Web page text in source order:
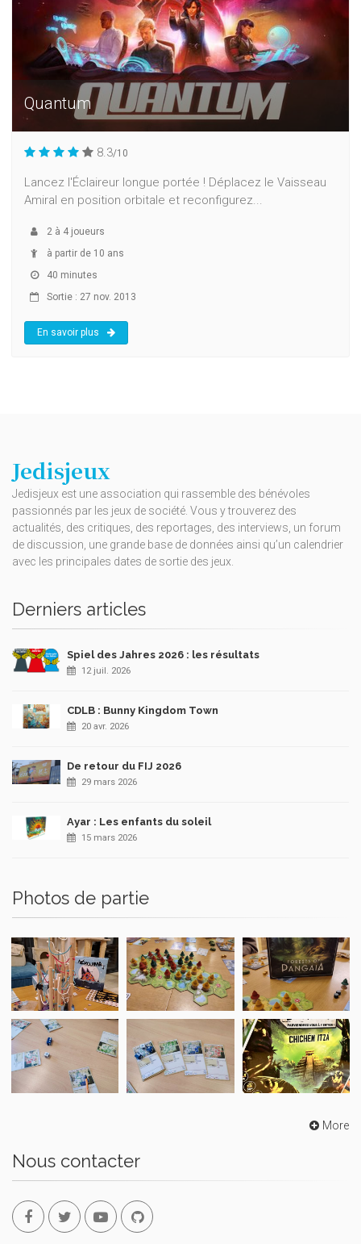
Quantum
8.3/10
Lancez l'Éclaireur longue portée ! Déplacez le Vaisseau
Amiral en position orbitale et reconfigurez...
2 à 4 joueurs
à partir de 10 ans
40 minutes
Sortie : 27 nov. 2013
En savoir plus
Jedisjeux
Jedisjeux est une association qui rassemble des bénévoles
passionnés par les jeux de société. Vous y trouverez des
actualités, des critiques, des reportages, des interviews, un forum
de discussion, une grande base de données ainsi qu’un calendrier
avec les principales dates de sortie des jeux.
Derniers articles
Spiel des Jahres 2026 : les résultats
12 juil. 2026
CDLB : Bunny Kingdom Town
20 avr. 2026
De retour du FIJ 2026
29 mars 2026
Ayar : Les enfants du soleil
15 mars 2026
Photos de partie
More
Nous contacter